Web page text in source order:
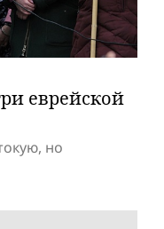
еврейской
но